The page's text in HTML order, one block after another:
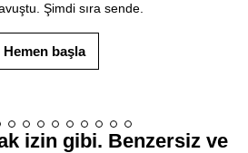
Şimdi sıra sende.
Hemen başla
dönüştürüyoruz.
Kişisel Saç Testi
izin gibi. Benzersiz ve